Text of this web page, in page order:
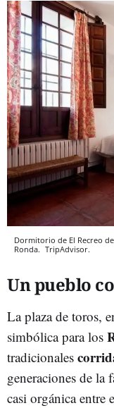
Dormitorio de El Recreo
Ronda. TripAdvisor.
Un pueblo
La plaza de toros,
simbólica para los
tradicionales
generaciones de
casi orgánica entre